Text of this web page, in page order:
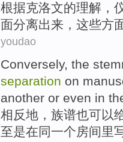
根据克洛文的理解，
面分离出来 ， 这些方
youdao
Conversely, the
separation on
another or even in
相反地 ， 族谱也可以
至是在同一个房间里